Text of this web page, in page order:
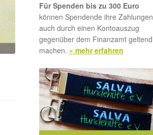
Für Spenden bis zu 300 Euro
können Spendende ihre Zahlungen
auch durch einen Kontoauszug
gegenüber dem Finanzamt geltend
machen. » mehr erfahren